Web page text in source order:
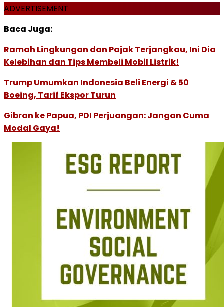
ADVERTISEMENT
Baca Juga:
Ramah Lingkungan dan Pajak Terjangkau, Ini Dia
Kelebihan dan Tips Membeli Mobil Listrik!
Trump Umumkan Indonesia Beli Energi & 50
Boeing, Tarif Ekspor Turun
Gibran ke Papua, PDI Perjuangan: Jangan Cuma
Modal Gaya!